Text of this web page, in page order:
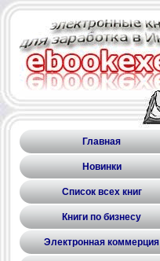
Главная
Новинки
Список всех книг
Книги по бизнесу
Электронная коммерция